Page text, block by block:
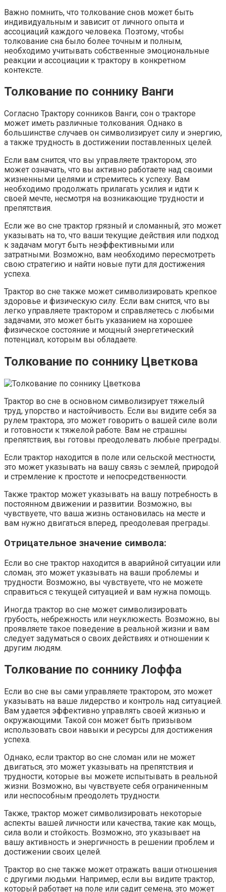
Важно помнить, что толкование снов может быть
индивидуальным и зависит от личного опыта и
ассоциаций каждого человека. Поэтому, чтобы
толкование сна было более точным и полным,
необходимо учитывать собственные эмоциональные
реакции и ассоциации к трактору в конкретном
контексте.
Толкование по соннику Ванги
Согласно Трактору сонников Ванги, сон о тракторе
может иметь различные толкования. Однако в
большинстве случаев он символизирует силу и энергию,
а также трудность в достижении поставленных целей.
Если вам снится, что вы управляете трактором, это
может означать, что вы активно работаете над своими
жизненными целями и стремитесь к успеху. Вам
необходимо продолжать прилагать усилия и идти к
своей мечте, несмотря на возникающие трудности и
препятствия.
Если же во сне трактор грязный и сломанный, это может
указывать на то, что ваши текущие действия или подход
к задачам могут быть неэффективными или
затратными. Возможно, вам необходимо пересмотреть
свою стратегию и найти новые пути для достижения
успеха.
Трактор во сне также может символизировать крепкое
здоровье и физическую силу. Если вам снится, что вы
легко управляете трактором и справляетесь с любыми
задачами, это может быть указанием на хорошее
физическое состояние и мощный энергетический
потенциал, которым вы обладаете.
Толкование по соннику Цветкова
Трактор во сне в основном символизирует тяжелый
труд, упорство и настойчивость. Если вы видите себя за
рулем трактора, это может говорить о вашей силе воли
и готовности к тяжелой работе. Вам не страшны
препятствия, вы готовы преодолевать любые преграды.
Если трактор находится в поле или сельской местности,
это может указывать на вашу связь с землей, природой
и стремление к простоте и непосредственности.
Также трактор может указывать на вашу потребность в
постоянном движении и развитии. Возможно, вы
чувствуете, что ваша жизнь остановилась на месте и
вам нужно двигаться вперед, преодолевая преграды.
Отрицательное значение символа:
Если во сне трактор находится в аварийной ситуации или
сломан, это может указывать на ваши проблемы и
трудности. Возможно, вы чувствуете, что не можете
справиться с текущей ситуацией и вам нужна помощь.
Иногда трактор во сне может символизировать
грубость, небрежность или неуклюжесть. Возможно, вы
проявляете такое поведение в реальной жизни и вам
следует задуматься о своих действиях и отношении к
другим людям.
Толкование по соннику Лоффа
Если во сне вы сами управляете трактором, это может
указывать на ваше лидерство и контроль над ситуацией.
Вам удается эффективно управлять своей жизнью и
окружающими. Такой сон может быть призывом
использовать свои навыки и ресурсы для достижения
успеха.
Однако, если трактор во сне сломан или не может
двигаться, это может указывать на препятствия и
трудности, которые вы можете испытывать в реальной
жизни. Возможно, вы чувствуете себя ограниченным
или неспособным преодолеть трудности.
Также, трактор может символизировать некоторые
аспекты вашей личности или качества, такие как мощь,
сила воли и стойкость. Возможно, это указывает на
вашу активность и энергичность в решении проблем и
достижении своих целей.
Трактор во сне также может отражать ваши отношения
с другими людьми. Например, если вы видите трактор,
который работает на поле или садит семена, это может